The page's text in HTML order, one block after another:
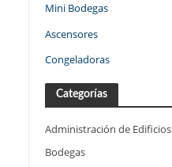
Mini Bodegas
Ascensores
Congeladoras
Categorías
Administración de Edificios
Bodegas